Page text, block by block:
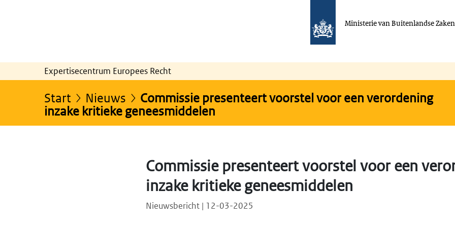
Ministerie van Buitenlandse Zaken
Expertisecentrum Europees Recht
Start Nieuws
Commissie presenteert voorstel voor een verordening
inzake kritieke geneesmiddelen
Commissie presenteert voorstel voor een
inzake kritieke geneesmiddelen
Nieuwsbericht | 12-03-2025